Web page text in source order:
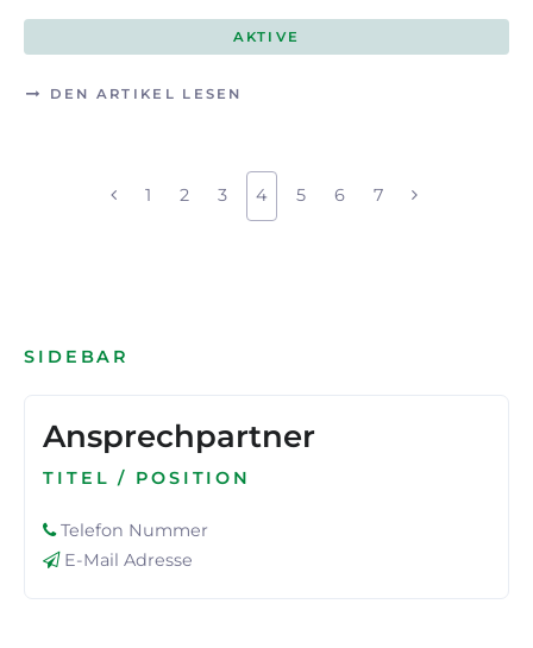
AKTIVE
DEN ARTIKEL LESEN
1 2 3 4 5 6 7
SIDEBAR
Ansprechpartner
TITEL / POSITION
Telefon Nummer
E-Mail Adresse